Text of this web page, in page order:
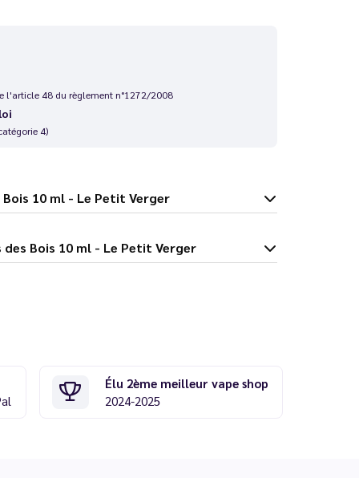
l'article 48 du règlement n°1272/2008
4)
des Bois 10 ml - Le Petit Verger
Fraises des Bois 10 ml - Le Petit Verger
Élu 2ème meilleur vape shop
2024-2025